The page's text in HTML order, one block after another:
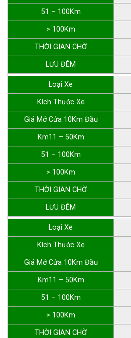
51 – 100Km
> 100Km
THỜI GIAN CHỜ
LƯU ĐÊM
Loại Xe
Kích Thước Xe
Giá Mở Cửa 10Km Đầu
Km11 – 50Km
51 – 100Km
> 100Km
THỜI GIAN CHỜ
LƯU ĐÊM
Loại Xe
Kích Thước Xe
Giá Mở Cửa 10Km Đầu
Km11 – 50Km
51 – 100Km
> 100Km
THỜI GIAN CHỜ